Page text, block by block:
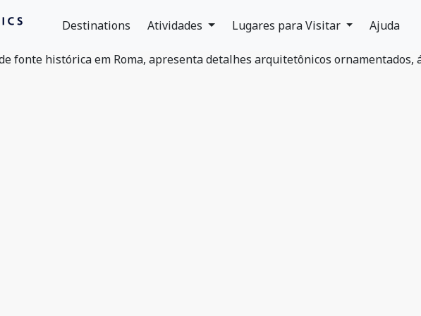
Destinations Atividades Lugares para Visitar Ajuda